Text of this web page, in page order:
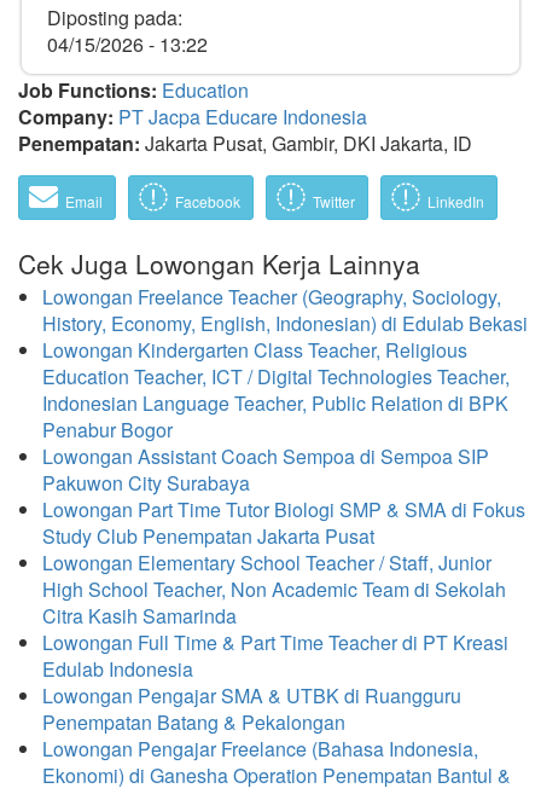
Diposting pada:
04/15/2026 - 13:22
Job Functions: Education
Company: PT Jacpa Educare Indonesia
Penempatan: Jakarta Pusat, Gambir, DKI Jakarta, ID
Email Facebook Twitter LinkedIn
Cek Juga Lowongan Kerja Lainnya
Lowongan Freelance Teacher (Geography, Sociology,
History, Economy, English, Indonesian) di Edulab Bekasi
Lowongan Kindergarten Class Teacher, Religious
Education Teacher, ICT / Digital Technologies Teacher,
Indonesian Language Teacher, Public Relation di BPK
Penabur Bogor
Lowongan Assistant Coach Sempoa di Sempoa SIP
Pakuwon City Surabaya
Lowongan Part Time Tutor Biologi SMP & SMA di Fokus
Study Club Penempatan Jakarta Pusat
Lowongan Elementary School Teacher / Staff, Junior
High School Teacher, Non Academic Team di Sekolah
Citra Kasih Samarinda
Lowongan Full Time & Part Time Teacher di PT Kreasi
Edulab Indonesia
Lowongan Pengajar SMA & UTBK di Ruangguru
Penempatan Batang & Pekalongan
Lowongan Pengajar Freelance (Bahasa Indonesia,
Ekonomi) di Ganesha Operation Penempatan Bantul &